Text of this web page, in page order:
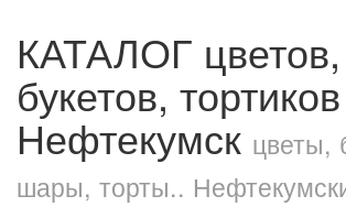
КАТАЛОГ цветов,
букетов,
Нефтекумск цветы,
шары, торты..